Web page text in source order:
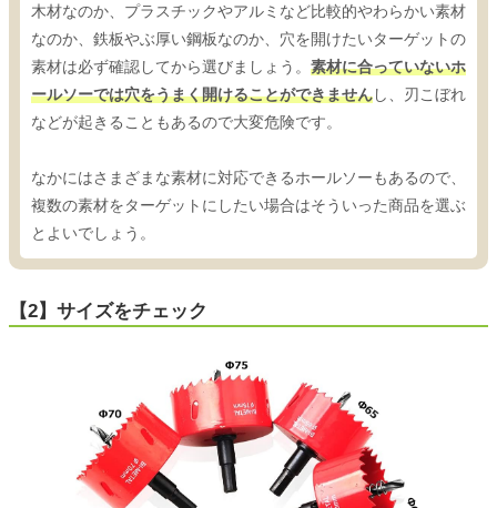
木材なのか、プラスチックやアルミなど比較的やわらかい素材
なのか、鉄板やぶ厚い鋼板なのか、穴を開けたいターゲットの
素材は必ず確認してから選びましょう。 素材に合っていないホ
ールソーでは穴をうまく開けることができませんし、刃こぼれ
などが起きることもあるので大変危険です。
なかにはさまざまな素材に対応できるホールソーもあるので、
複数の素材をターゲットにしたい場合はそういった商品を選ぶ
とよいでしょう。
【2】サイズをチェック